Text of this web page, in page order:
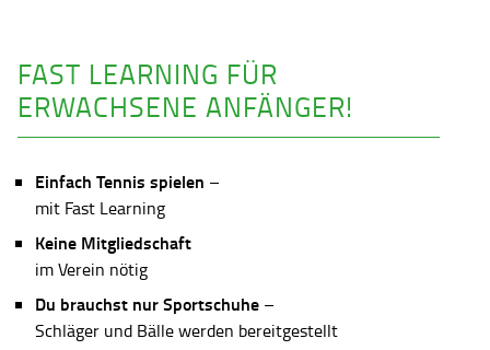
FAST LEARNING FÜR
ERWACHSENE ANFÄNGER!
Einfach Tennis spielen –
mit Fast Learning
Keine Mitgliedschaft
im Verein nötig
Du brauchst nur Sportschuhe –
Schläger und Bälle werden bereitgestellt